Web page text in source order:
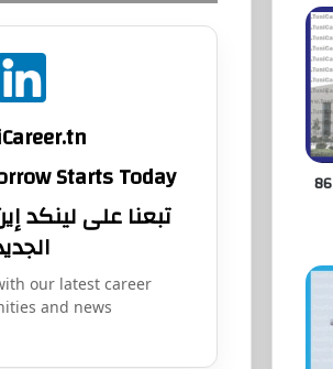
فرصة عمل بسفارة أمريكا بتونس براتب 86
Starts Today!
تبعنا على لينكد
our latest career
and news.